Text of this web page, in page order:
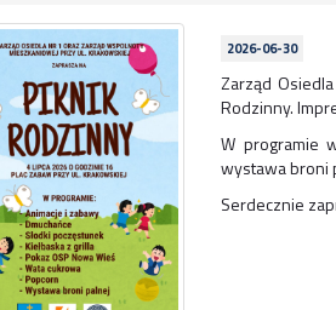
2026-06-30
Zarząd
Rodzinny.
W programie
wystawa broni
Serdecznie